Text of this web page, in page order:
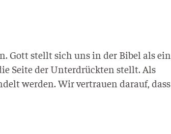
Gott stellt sich uns in der Bibel als ein
Sei­te der Unter­drück­ten stellt. Als
wer­den. Wir ver­trau­en dar­auf, dass